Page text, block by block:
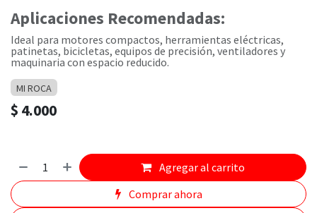
Aplicaciones Recomendadas:
Ideal para motores compactos, herramientas eléctricas,
patinetas, bicicletas, equipos de precisión, ventiladores y
maquinaria con espacio reducido.
MI ROCA
$ 4.000
Agregar al carrito
Comprar ahora